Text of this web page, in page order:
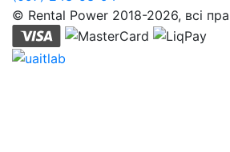
© Rental Power 2018-2026, всі